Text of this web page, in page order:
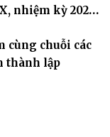
nhiệm kỳ 2026-
cùng chuỗi các
thành lập